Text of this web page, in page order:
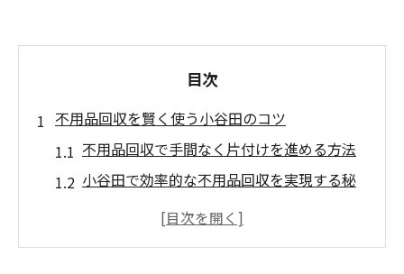
目次
不用品回収を賢く使う小谷田のコツ
不用品回収で手間なく片付けを進める方法
小谷田で効率的な不用品回収を実現する秘